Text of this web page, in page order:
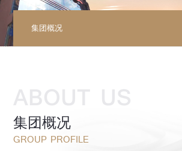
集团概况
集团概况
GROUP PROFILE